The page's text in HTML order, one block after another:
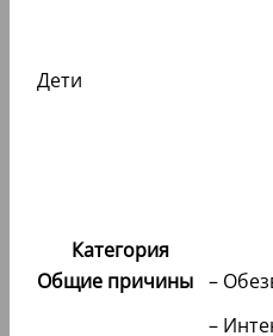
Дети
Категория
Общие причины –
–